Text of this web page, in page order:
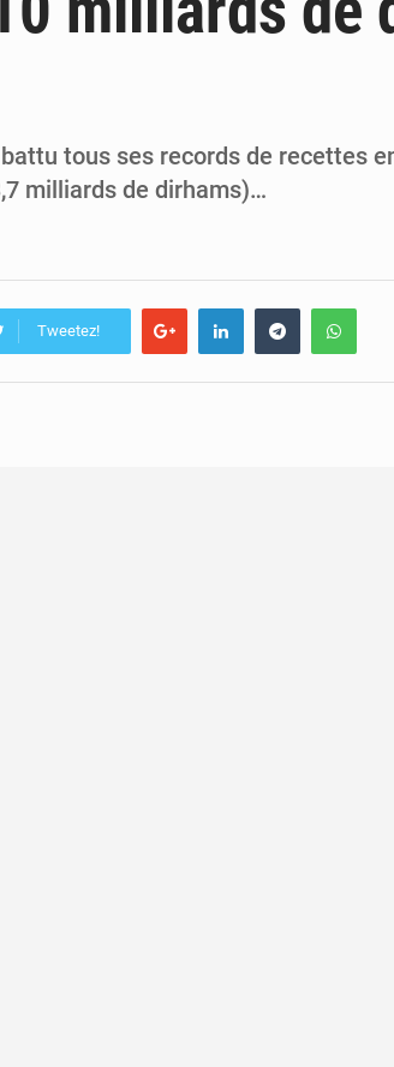
Assassinat de l’entrepreneur sportif Vally Amisi : le
tous ses records de recettes
milliards de dirhams)…
Tweetez!